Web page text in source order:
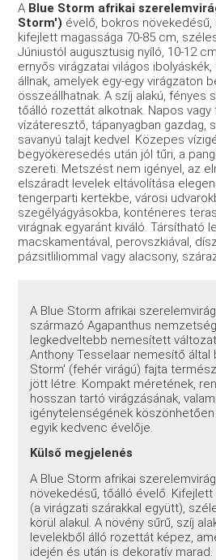
A Blue Storm afrikai
Storm') évelő, bokros növekedésű,
kifejlett magassága 70-85 cm,
Júniustól augusztusig nyíló, 10-12
ernyős virágzatai világos
állnak, amelyek egy-egy virágzaton
összeállhatnak. A szíj alakú, fényes
tőálló rozettát alkotnak. Napos vagy
vízáteresztő, tápanyagban gazdag,
savanyú talajt kedvel. Közepes
begyökeresedés után jól tűri, a
szereti. Metszést nem igényel, az
elszáradt levelek eltávolítása
tengerparti kertekbe, városi
szegélyágyásokba, konténeres
virágnak egyaránt kiváló. Társítható
macskamentával, perovszkiával,
pázsitliliommal vagy alacsony,
A Blue Storm afrikai
származó Agapanthus
legkedveltebb nemesített
Anthony Tesselaar nemesítő
Storm' (fehér virágú) fajta
jött létre. Kompakt méretének,
hosszan tartó virágzásának,
igénytelenségének
egyik kedvenc évelője.
Külső megjelenés
A Blue Storm afrikai
növekedésű, tőálló évelő. Kifejlett
(a virágzati szárakkal együtt),
körül alakul. A növény sűrű, szíj
levelekből álló rozettát képez,
idején és után is dekoratív marad.